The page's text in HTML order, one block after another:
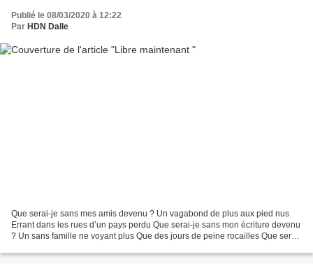
Publié le 08/03/2020 à 12:22
Par HDN Dalle
Que serai-je sans mes amis devenu ? Un vagabond de plus aux pied nus
Errant dans les rues d’un pays perdu Que serai-je sans mon écriture devenu
? Un sans famille ne voyant plus Que des jours de peine rocailles Que serai-